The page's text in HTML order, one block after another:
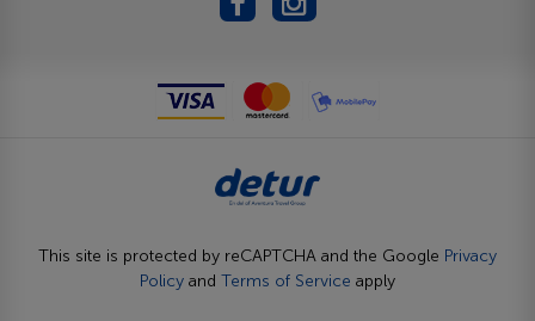
This site is protected by reCAPTCHA and the Google Privacy
Policy and Terms of Service apply